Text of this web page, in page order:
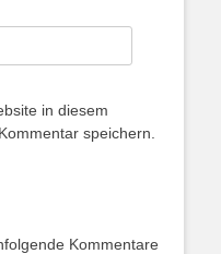
in diesem
speichern.
Kommentare